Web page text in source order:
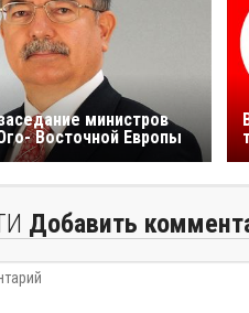
министров
Восточной Европы
Добавить